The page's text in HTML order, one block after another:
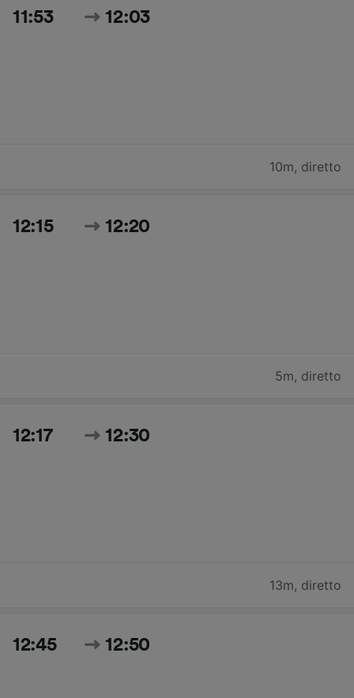
11:53 12:03
10m, diretto
12:15 12:20
5m, diretto
12:17 12:30
13m, diretto
12:45 12:50